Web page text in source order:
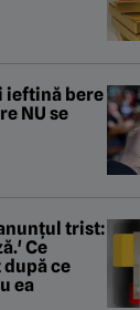
ieftină bere
NU se
trist:
Ce
ce
ea